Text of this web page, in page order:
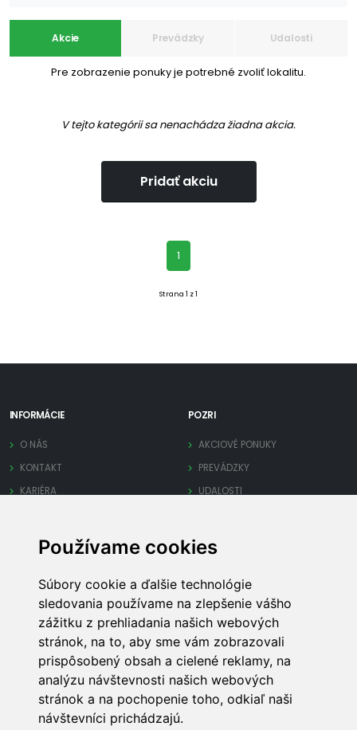
Používame cookies
Súbory cookie a ďalšie technológie
sledovania používame na zlepšenie vášho
zážitku z prehliadania našich webových
stránok, na to, aby sme vám zobrazovali
prispôsobený obsah a cielené reklamy, na
analýzu návštevnosti našich webových
stránok a na pochopenie toho, odkiaľ naši
návštevníci prichádzajú.
Akcie Prevádzky Udalosti
Pre zobrazenie ponuky je potrebné zvoliť lokalitu.
V tejto kategórii sa nenachádza žiadna akcia.
Pridať akciu
1
Strana 1 z 1
INFORMÁCIE
O NÁS
KONTAKT
KARIÉRA
POZRI
AKCIOVÉ PONUKY
PREVÁDZKY
UDALOSTI
PRE FIRMY
PRIDAJ FIRMU
SPRAVUJ FIRMU
OBCHODNÉ PODMIENKY
INÉ
MAPA STRÁNKY
REKLAMA
TECHNICKÁ PODPORA